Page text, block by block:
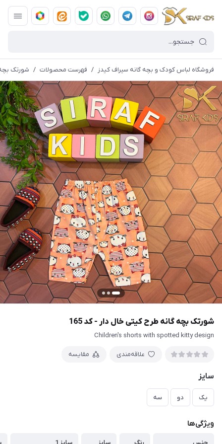
فروشگاه لباس کودک و بچه گانه سیراف کیدز / فهرست محصولات / شورتک بچه
شورتک بچه گانه طرح کیتی خال دار - کد 165
Children's shorts with spotted kitty design
علاقه‌مندی مقایسه
سایز
یک دو سه
ویژگی‌ها